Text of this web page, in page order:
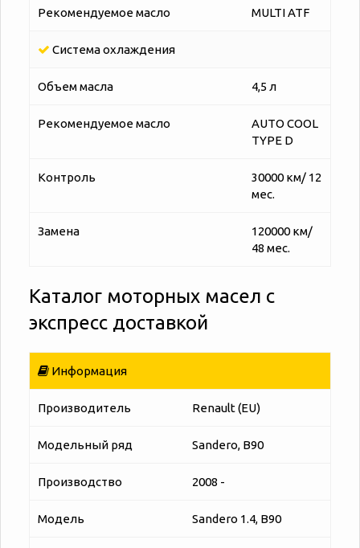
Рекомендуемое масло MULTI ATF
Система охлаждения
Объем масла 4,5 л
Рекомендуемое масло
AUTO COOL
TYPE D
Контроль
30000 км/ 12
мес.
Замена
120000 км/
48 мес.
Каталог моторных масел с
экспресс доставкой
Информация
Производитель Renault (EU)
Модельный ряд Sandero, B90
Производство 2008 -
Модель Sandero 1.4, B90